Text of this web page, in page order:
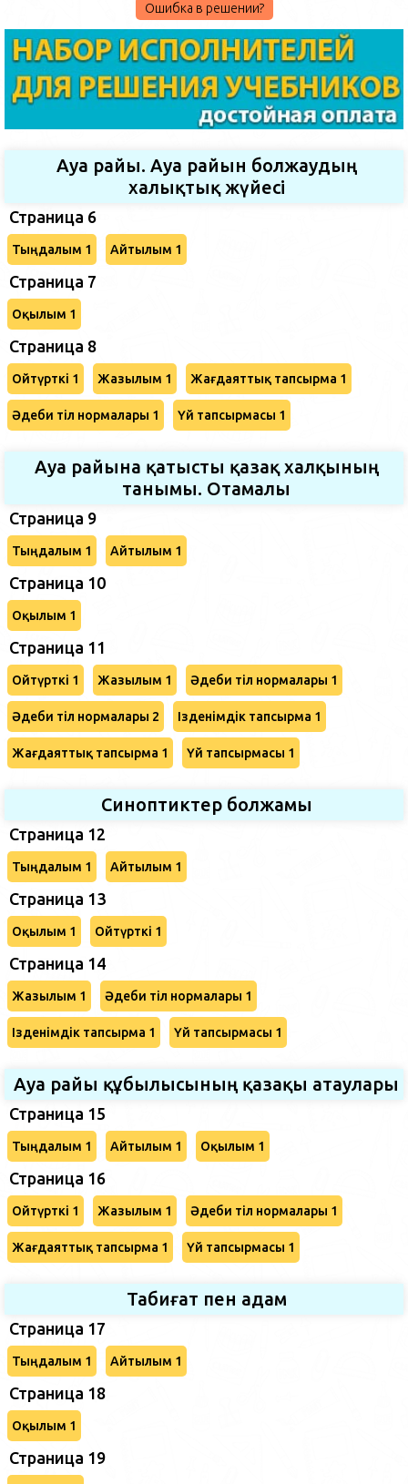
Ошибка в решении?
Ауа райы. Ауа райын болжаудың
халықтық жүйесі
Страница 6
Тыңдалым 1 Айтылым 1
Страница 7
Оқылым 1
Страница 8
Ойтүрткі 1 Жазылым 1 Жағдаяттық тапсырма 1
Әдеби тіл нормалары 1 Үй тапсырмасы 1
Ауа райына қатысты қазақ халқының
танымы. Отамалы
Страница 9
Тыңдалым 1 Айтылым 1
Страница 10
Оқылым 1
Страница 11
Ойтүрткі 1 Жазылым 1 Әдеби тіл нормалары 1
Әдеби тіл нормалары 2 Ізденімдік тапсырма 1
Жағдаяттық тапсырма 1 Үй тапсырмасы 1
Синоптиктер болжамы
Страница 12
Тыңдалым 1 Айтылым 1
Страница 13
Оқылым 1 Ойтүрткі 1
Страница 14
Жазылым 1 Әдеби тіл нормалары 1
Ізденімдік тапсырма 1 Үй тапсырмасы 1
Ауа райы құбылысының қазақы атаулары
Страница 15
Тыңдалым 1 Айтылым 1 Оқылым 1
Страница 16
Ойтүрткі 1 Жазылым 1 Әдеби тіл нормалары 1
Жағдаяттық тапсырма 1 Үй тапсырмасы 1
Табиғат пен адам
Страница 17
Тыңдалым 1 Айтылым 1
Страница 18
Оқылым 1
Страница 19